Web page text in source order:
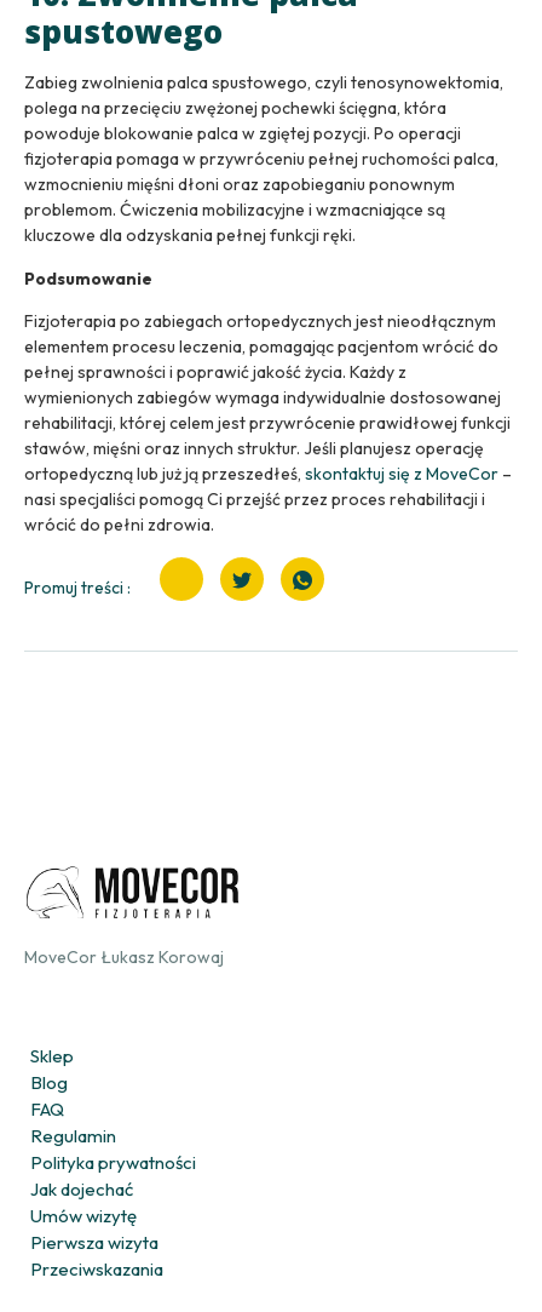
spustowego
Zabieg zwolnienia palca spustowego, czyli tenosynowektomia,
polega na przecięciu zwężonej pochewki ścięgna, która
powoduje blokowanie palca w zgiętej pozycji. Po operacji
fizjoterapia pomaga w przywróceniu pełnej ruchomości palca,
wzmocnieniu mięśni dłoni oraz zapobieganiu ponownym
problemom. Ćwiczenia mobilizacyjne i wzmacniające są
kluczowe dla odzyskania pełnej funkcji ręki.
Podsumowanie
Fizjoterapia po zabiegach ortopedycznych jest nieodłącznym
elementem procesu leczenia, pomagając pacjentom wrócić do
pełnej sprawności i poprawić jakość życia. Każdy z
wymienionych zabiegów wymaga indywidualnie dostosowanej
rehabilitacji, której celem jest przywrócenie prawidłowej funkcji
stawów, mięśni oraz innych struktur. Jeśli planujesz operację
ortopedyczną lub już ją przeszedłeś, skontaktuj się z MoveCor –
nasi specjaliści pomogą Ci przejść przez proces rehabilitacji i
wrócić do pełni zdrowia.
Promuj treści :
MoveCor Łukasz Korowaj
Sklep
Blog
FAQ
Regulamin
Polityka prywatności
Jak dojechać
Umów wizytę
Pierwsza wizyta
Przeciwskazania